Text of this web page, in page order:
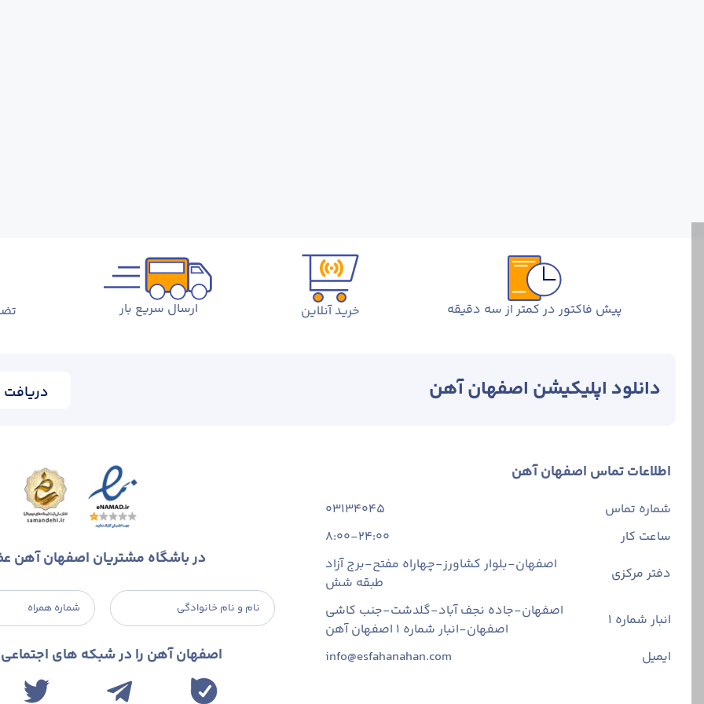
پیش فاکتور در کمتر از سه دقیقه خرید آنلاین ارسال سریع بار
دانلود اپلیکیشن اصفهان آهن دریافت
اطلاعات تماس اصفهان آهن
شماره تماس
03134045
ساعت کار
8:00-24:00
دفتر مرکزی
اصفهان-بلوار کشاورز-چهاراه مفتح-برج آزاد
طبقه شش
انبار شماره 1
اصفهان-جاده نجف آباد-گلدشت-جنب کاشی
اصفهان-انبار شماره ۱ اصفهان آهن
ایمیل
info@esfahanahan.com
در باشگاه مشتریان اصفهان آهن
نام و نام خانوادگی شماره همراه
اصفهان آهن را در شبکه های اجتماعی